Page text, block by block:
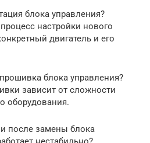
блока управления?
настройки нового
двигатель и его
блока управления?
зависит от сложности
оборудования.
после замены блока